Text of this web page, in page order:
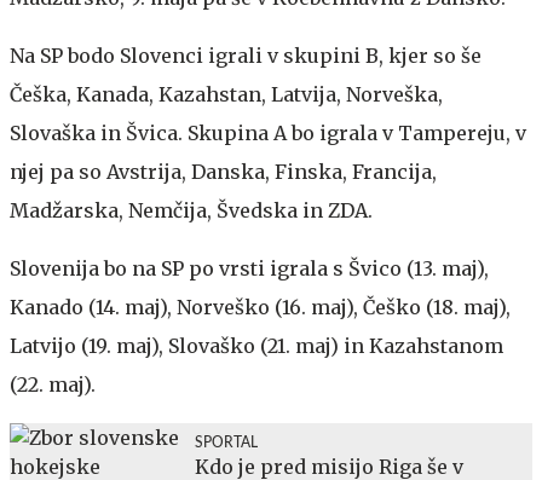
Na SP bodo Slovenci igrali v skupini B, kjer so še
Češka, Kanada, Kazahstan, Latvija, Norveška,
Slovaška in Švica. Skupina A bo igrala v Tampereju, v
njej pa so Avstrija, Danska, Finska, Francija,
Madžarska, Nemčija, Švedska in ZDA.
Slovenija bo na SP po vrsti igrala s Švico (13. maj),
Kanado (14. maj), Norveško (16. maj), Češko (18. maj),
Latvijo (19. maj), Slovaško (21. maj) in Kazahstanom
(22. maj).
SPORTAL
Kdo je pred misijo Riga še v